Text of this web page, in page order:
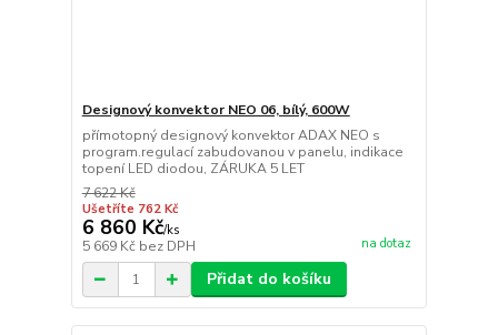
Designový konvektor NEO 06, bílý, 600W
přímotopný designový konvektor ADAX NEO s
program.regulací zabudovanou v panelu, indikace
topení LED diodou, ZÁRUKA 5 LET
7 622 Kč
Ušetříte 762 Kč
6 860 Kč/ks
5 669 Kč bez DPH na dotaz
Přidat do košíku